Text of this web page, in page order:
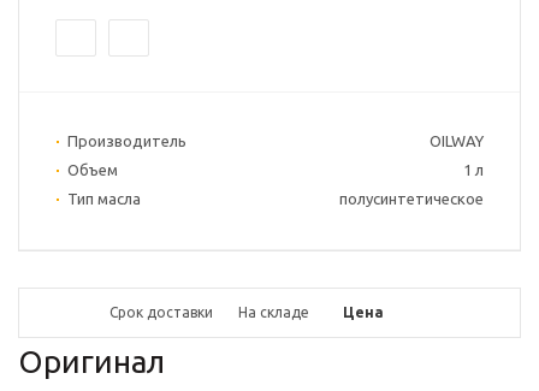
Производитель
OILWAY
Объем
1 л
Тип масла
полусинтетическое
Срок доставки На складе Цена
Оригинал